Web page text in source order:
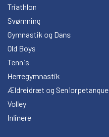
Triathlon
Svømning
Gymnastik og Dans
Old Boys
Tennis
Herregymnastik
Ældreidræt og Seniorpetanque
Volley
Inlinere